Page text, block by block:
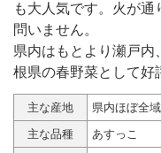
も大人気です。火が
問いません。
県内はもとより瀬戸内
根県の春野菜として好
主な産地
県内ほぼ全域
主な品種
あすっこ